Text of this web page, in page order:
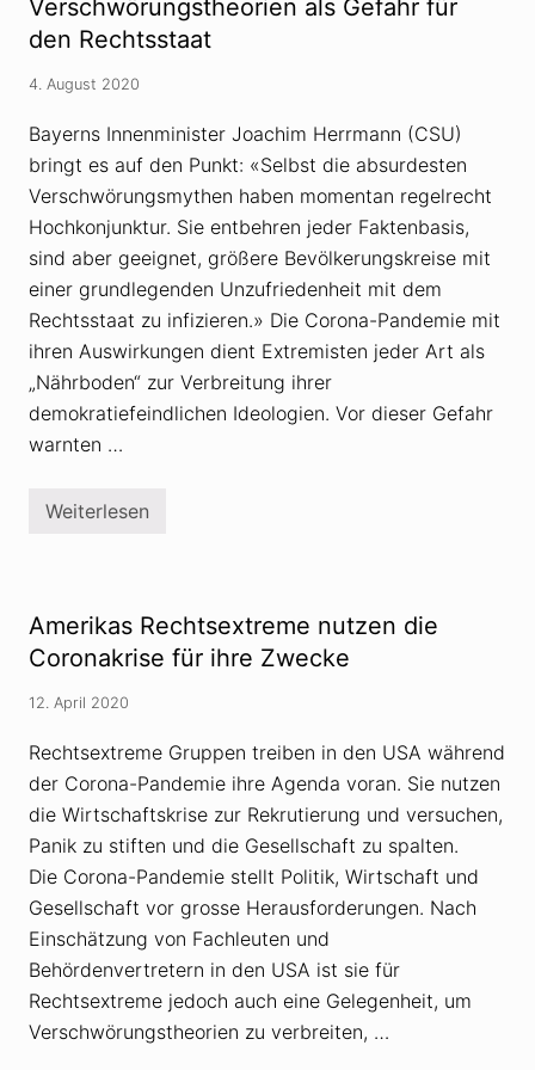
e
r
e
n
e
-
B
e
w
e
g
u
g
a
m
i
n
u
n
d
R
e
c
h
t
s
e
t
r
e
m
e
m
V
w
r
n
t
h
e
o
r
i
e
u
m
g
e
e
n
Verschwörungstheorien als Gefahr für
den Rechtsstaat
4. August 2020
Bayerns Innenminister Joachim Herrmann (CSU)
bringt es auf den Punkt: «Selbst die absurdesten
Verschwörungsmythen haben momentan regelrecht
Hochkonjunktur. Sie entbehren jeder Faktenbasis,
sind aber geeignet, größere Bevölkerungskreise mit
einer grundlegenden Unzufriedenheit mit dem
Rechtsstaat zu infizieren.» Die Corona-Pandemie mit
ihren Auswirkungen dient Extremisten jeder Art als
„Nährboden“ zur Verbreitung ihrer
demokratiefeindlichen Ideologien. Vor dieser Gefahr
warnten …
V
h
w
ö
r
u
n
s
t
h
e
o
r
e
n
a
l
G
e
f
a
Weiterlesen
Amerikas Rechtsextreme nutzen die
Coronakrise für ihre Zwecke
12. April 2020
Rechtsextreme Gruppen treiben in den USA während
der Corona-Pandemie ihre Agenda voran. Sie nutzen
die Wirtschaftskrise zur Rekrutierung und versuchen,
Panik zu stiften und die Gesellschaft zu spalten.
Die Corona-Pandemie stellt Politik, Wirtschaft und
Gesellschaft vor grosse Herausforderungen. Nach
Einschätzung von Fachleuten und
Behördenvertretern in den USA ist sie für
Rechtsextreme jedoch auch eine Gelegenheit, um
Verschwörungstheorien zu verbreiten, …